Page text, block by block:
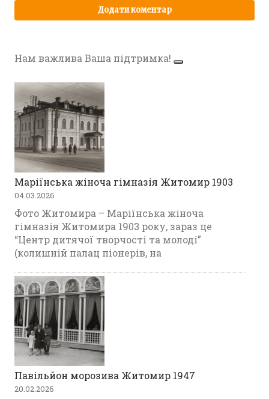
Нам важлива Ваша підтримка!
Маріїнська жіноча гімназія Житомир 1903
04.03.2026
Фото Житомира – Маріїнська жіноча
гімназія Житомира 1903 року, зараз це
“Центр дитячої творчості та молоді”
(колишній палац піонерів, на
Павільйон морозива Житомир 1947
20.02.2026